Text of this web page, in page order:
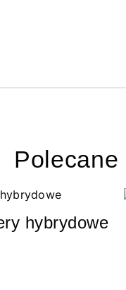
Polecane
hybrydowe